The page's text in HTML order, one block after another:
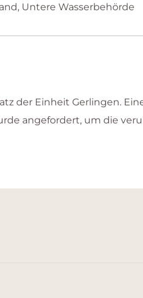
Untere Wasserbehörde
der Einheit Gerlingen.
angefordert, um die